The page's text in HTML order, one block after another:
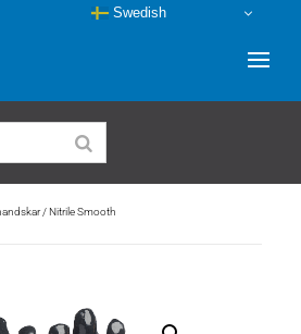
/ Nitrile Smooth
Swedish